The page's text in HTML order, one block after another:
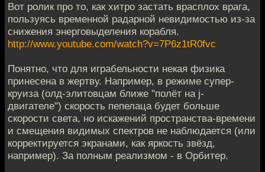
Вот ролик про то, как хитро застать врасплох врага,
пользуясь временной радарной невидимостью из-за
снижения энерговыделения корабля.
http://www.youtube.com/watch?v=7P6z1tR0fvc
Понятно, что для играбельности некая физика
принесена в жертву. Например, в режиме супер-
круиза (олд-элитовцам ближе "полёт на j-
двигателе") скорость пепелаца будет больше
скорости света, но искажений пространства-времени
и смещения видимых спектров не наблюдается (или
корректируется экранами, как яркость звёзд,
например). За полным реализмом - в Орбитер.